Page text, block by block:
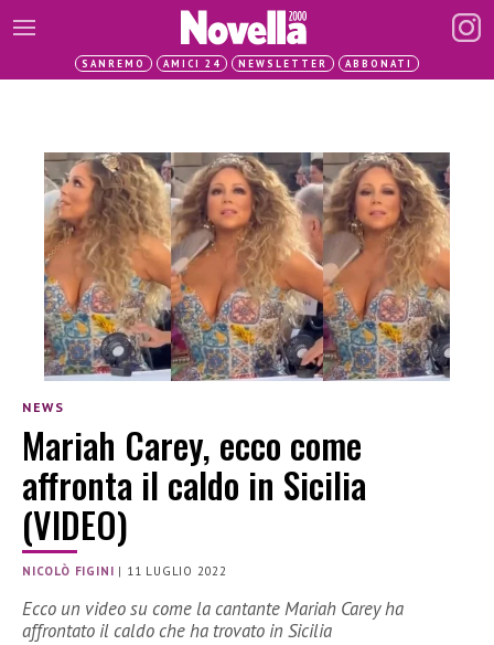
SANREMO AMICI 24 NEWSLETTER ABBONATI
NEWS
Mariah Carey, ecco come
affronta il caldo in Sicilia
(VIDEO)
NICOLÒ FIGINI | 11 LUGLIO 2022
Ecco un video su come la cantante Mariah Carey ha
affrontato il caldo che ha trovato in Sicilia